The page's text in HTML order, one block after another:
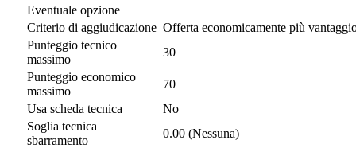
Eventuale opzione
Criterio di aggiudicazione Offerta economicamente più
Punteggio tecnico
massimo
30
Punteggio economico
massimo
70
Usa scheda tecnica
No
Soglia tecnica
sbarramento
0.00 (Nessuna)